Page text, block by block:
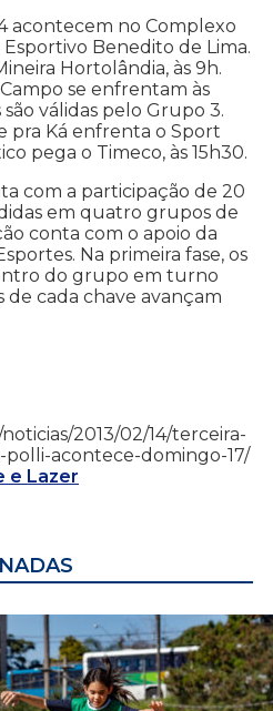
acontecem no Complexo
Benedito de Lima.
Hortolândia, às 9h.
se enfrentam às
válidas pelo Grupo 3.
pra Ká enfrenta o Sport
pega o Timeco, às 15h30.
com a participação de 20
em quatro grupos de
conta com o apoio da
Na primeira fase, os
do grupo em turno
de cada chave avançam
2013/02/14/terceira-
polli-acontece-domingo-17/
e Lazer